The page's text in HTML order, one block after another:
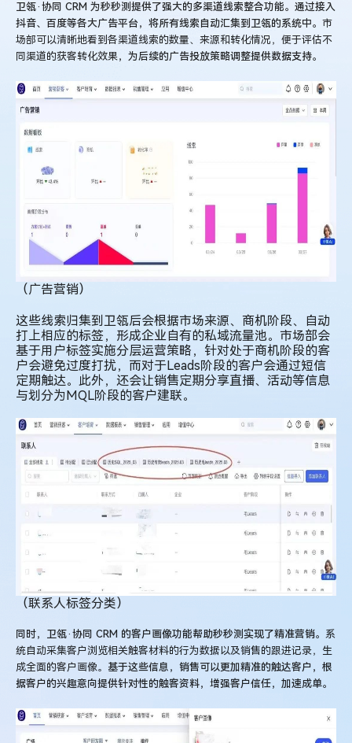
卫瓴·协同 CRM 为秒秒测提供了强大的多渠道线索整合功能。通过接入
抖音、百度等各大广告平台，将所有线索自动汇集到卫瓴的系统中。 市
场部可以清晰地看到各渠道线索的数量、来源和转化情况，便于评估不
同渠道的获客转化效果，为后续的广告投放策略调整提供数据支持。
（广告营销）
这些线索归集到卫瓴后会根据市场来源、商机阶段、自动
打上相应的标签，形成企业自有的私域流量池。 市场部会
基于用户标签实施分层运营策略， 针对处于商机阶段的客
户会避免过度打扰，而对于Leads阶段的客户会通过短信
定期触达。此外，还会让销售定期分享直播、活动等信息
与划分为MQL阶段的客户建联。
（联系人标签分类）
同时，卫瓴·协同 CRM 的客户画像功能帮助秒秒测实现了精准营销。 系
统自动采集客户浏览相关触客材料的行为数据以及销售的跟进记录，生
成全面的客户画像。 基于这些信息，销售可以更加精准的触达客户，根
据客户的兴趣意向提供针对性的触客资料，增强客户信任，加速成单。